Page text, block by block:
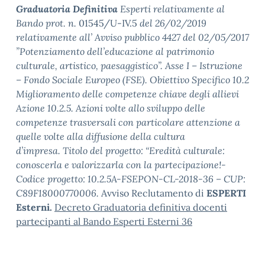
Graduatoria Definitiva Esperti relativamente al
Bando prot. n. 01545/U-IV.5 del 26/02/2019
relativamente all’ Avviso pubblico 4427 del 02/05/2017
”Potenziamento dell’educazione al patrimonio
culturale, artistico, paesaggistico”. Asse I – Istruzione
– Fondo Sociale Europeo (FSE). Obiettivo Specifico 10.2
Miglioramento delle competenze chiave degli allievi
Azione 10.2.5. Azioni volte allo sviluppo delle
competenze trasversali con particolare attenzione a
quelle volte alla diffusione della cultura
d’impresa. Titolo del progetto: “Eredità culturale:
conoscerla e valorizzarla con la partecipazione!-
Codice progetto: 10.2.5A-FSEPON-CL-2018-36 – CUP:
C89F18000770006. Avviso Reclutamento di ESPERTI
Esterni. Decreto Graduatoria definitiva docenti
partecipanti al Bando Esperti Esterni 36